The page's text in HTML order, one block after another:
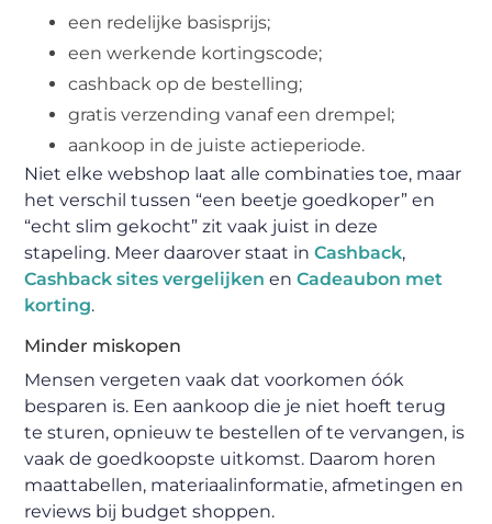
een redelijke basisprijs;
een werkende kortingscode;
cashback op de bestelling;
gratis verzending vanaf een drempel;
aankoop in de juiste actieperiode.
Niet elke webshop laat alle combinaties toe, maar
het verschil tussen “een beetje goedkoper” en
“echt slim gekocht” zit vaak juist in deze
stapeling. Meer daarover staat inCashback,
Cashback sites vergelijken enCadeaubon met
korting.
Minder miskopen
Mensen vergeten vaak dat voorkomen óók
besparen is. Een aankoop die je niet hoeft terug
te sturen, opnieuw te bestellen of te vervangen, is
vaak de goedkoopste uitkomst. Daarom horen
maattabellen, materiaalinformatie, afmetingen en
reviews bij budget shoppen.